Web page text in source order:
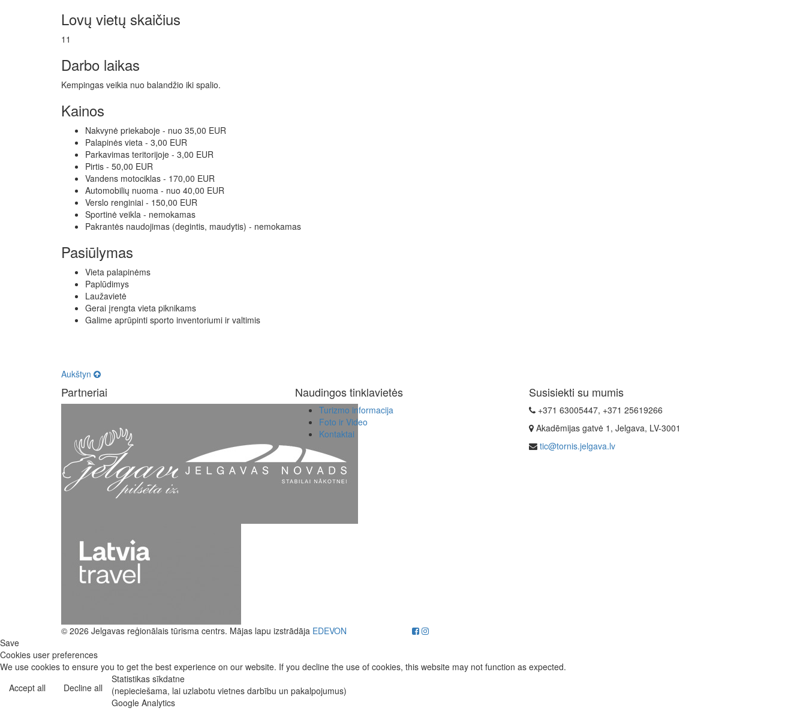
Lovų vietų skaičius
11
Darbo laikas
Kempingas veikia nuo balandžio iki spalio.
Kainos
Nakvynė priekaboje - nuo 35,00 EUR
Palapinės vieta - 3,00 EUR
Parkavimas teritorijoje - 3,00 EUR
Pirtis - 50,00 EUR
Vandens motociklas - 170,00 EUR
Automobilių nuoma - nuo 40,00 EUR
Verslo renginiai - 150,00 EUR
Sportinė veikla - nemokamas
Pakrantės naudojimas (degintis, maudytis) - nemokamas
Pasiūlymas
Vieta palapinėms
Paplūdimys
Laužavietė
Gerai įrengta vieta piknikams
Galime aprūpinti sporto inventoriumi ir valtimis
Aukštyn
Partneriai Naudingos tinklavietės
Turizmo informacija
Foto ir Video
Kontaktai
Susisiekti su mumis
+371 63005447, +371 25619266
Akadēmijas gatvė 1, Jelgava, LV-3001
tic@tornis.jelgava.lv
© 2026 Jelgavas reģionālais tūrisma centrs. Mājas lapu izstrādāja EDEVON
Save
Cookies user preferences
We use cookies to ensure you to get the best experience on our website. If you decline the use of cookies, this website may not function as expected.
Accept all
Decline all
Statistikas sīkdatne
(nepieciešama, lai uzlabotu vietnes darbību un pakalpojumus)
Google Analytics